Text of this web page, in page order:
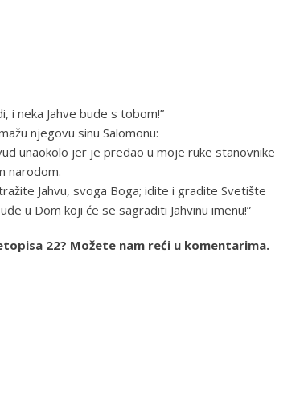
i neka Jahve bude s tobom!”
njegovu sinu Salomonu:
unaokolo jer je predao u moje ruke stanovnike
narodom.
Jahvu, svoga Boga; idite i gradite Svetište
u Dom koji će se sagraditi Jahvinu imenu!”
22? Možete nam reći u komentarima.